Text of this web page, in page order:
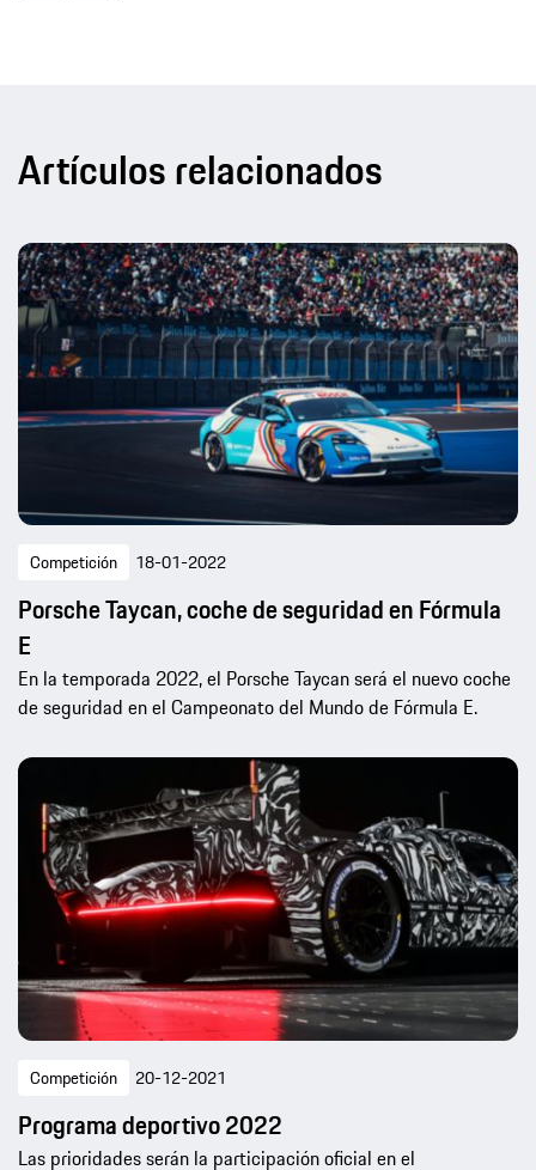
Artículos relacionados
Competición 18-01-2022
Porsche Taycan, coche de seguridad en Fórmula
E
En la temporada 2022, el Porsche Taycan será el nuevo coche
de seguridad en el Campeonato del Mundo de Fórmula E.
Competición 20-12-2021
Programa deportivo 2022
Las prioridades serán la participación oficial en el